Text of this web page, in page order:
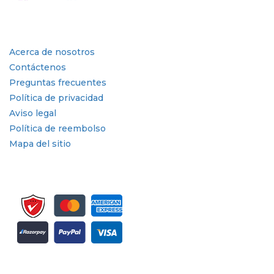
Acerca de nosotros
Contáctenos
Preguntas frecuentes
Política de privacidad
Aviso legal
Política de reembolso
Mapa del sitio